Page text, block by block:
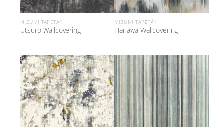
MIZUMI TAPÉTÁK
Utsuro Wallcovering
MIZUMI TAPÉTÁK
Hanawa Wallcovering